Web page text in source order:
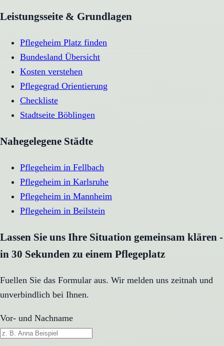
Leistungsseite & Grundlagen
Pflegeheim Platz finden
Bundesland Übersicht
Kosten verstehen
Pflegegrad Orientierung
Checkliste
Stadtseite Böblingen
Nahegelegene Städte
Pflegeheim in Fellbach
Pflegeheim in Karlsruhe
Pflegeheim in Mannheim
Pflegeheim in Beilstein
Lassen Sie uns Ihre Situation gemeinsam klären -
in 30 Sekunden zu einem Pflegeplatz
Fuellen Sie das Formular aus. Wir melden uns zeitnah und
unverbindlich bei Ihnen.
Vor- und Nachname